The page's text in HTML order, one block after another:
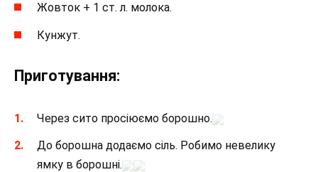
Жовток + 1 ст. л. молока.
Кунжут.
Приготування:
Через сито просіюємо борошно.
До борошна додаємо сіль. Робимо невелику
ямку в борошні.